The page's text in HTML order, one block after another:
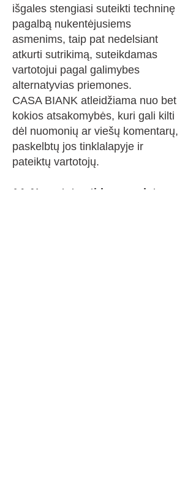
išgales stengiasi suteikti techninę
pagalbą nukentėjusiems
asmenims, taip pat nedelsiant
atkurti sutrikimą, suteikdamas
vartotojui pagal galimybes
alternatyvias priemones.
CASA BIANK atleidžiama nuo bet
kokios atsakomybės, kuri gali kilti
dėl nuomonių ar viešų komentarų,
paskelbtų jos tinklalapyje ir
pateiktų vartotojų.
14. Numatyta atidarymo data